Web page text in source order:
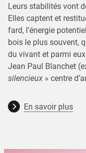
Leurs stabilités vont
Elles captent et
fard, l’énergie
bois le plus souvent,
du vivant et parmi
Jean Paul Blanchet
silencieux » centre
En savoir plus